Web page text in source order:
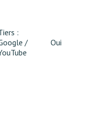
:
/
Oui